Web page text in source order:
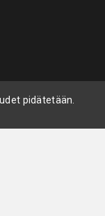
pidätetään.